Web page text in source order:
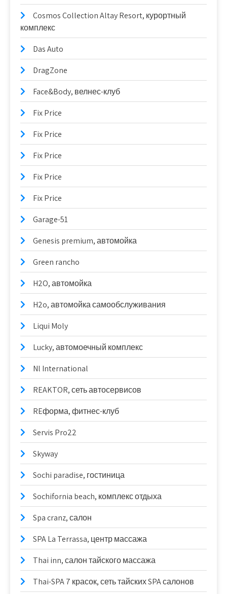
Cosmos Collection Altay Resort, курортный
комплекс
Das Auto
DragZone
Face&Body, велнес-клуб
Fix Price
Fix Price
Fix Price
Fix Price
Fix Price
Garage-51
Genesis premium, автомойка
Green rancho
H2O, автомойка
H2o, автомойка самообслуживания
Liqui Moly
Lucky, автомоечный комплекс
Nl International
REAKTOR, сеть автосервисов
REформа, фитнес-клуб
Servis Pro22
Skyway
Sochi paradise, гостиница
Sochifornia beach, комплекс отдыха
Spa cranz, салон
SPA La Terrassa, центр массажа
Thai inn, салон тайского массажа
Thai-SPA 7 красок, сеть тайских SPA салонов